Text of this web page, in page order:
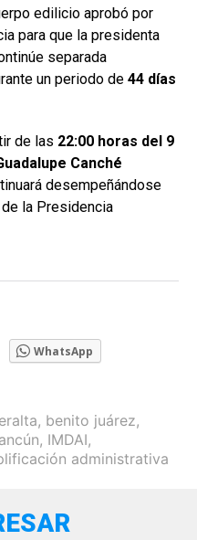
edilicio aprobó por
para que la presidenta
separada
un periodo de 44 días
de las 22:00 horas del 9
Canché
desempeñándose
la Presidencia
WhatsApp
, benito juárez,
, IMDAI,
administrativa